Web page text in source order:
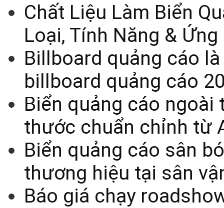
Chất Liệu Làm Biển
Loại, Tính Năng &
Billboard quảng cáo
billboard quảng cáo
Biển quảng cáo
thước chuẩn chỉnh từ
Biển quảng cáo sân
thương hiệu tại sân
Báo giá chạy